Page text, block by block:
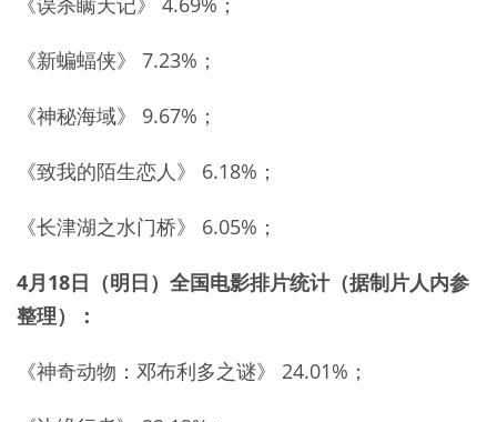
《新蝙蝠侠》 7.23%；
《神秘海域》 9.67%；
《致我的陌生恋人》 6.18%；
《长津湖之水门桥》 6.05%；
4月18日（明日）全国电影排片统计（据制片人内参
整理）：
《神奇动物：邓布利多之谜》 24.01%；